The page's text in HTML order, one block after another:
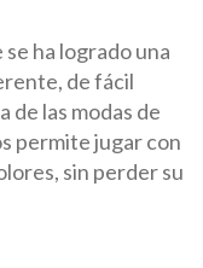
ha logrado una
de fácil
de las modas de
permite jugar con
sin perder su